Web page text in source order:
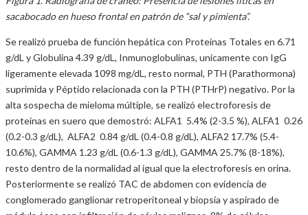
sacabocado en hueso frontal en patrón de “sal y pimienta”.
Se realizó prueba de función hepática con Proteínas Totales en 6.71
g/dL y Globulina 4.39 g/dL, Inmunoglobulinas, unicamente con IgG
ligeramente elevada 1098 mg/dL, resto normal, PTH (Parathormona)
suprimida y Péptido relacionada con la PTH (PTHrP) negativo. Por la
alta sospecha de mieloma múltiple, se realizó electroforesis de
proteínas en suero que demostró: ALFA1 5.4% (2-3.5 %), ALFA1 0.26
(0.2-0.3 g/dL), ALFA2 0.84 g/dL (0.4-0.8 g/dL), ALFA2 17.7% (5.4-
10.6%), GAMMA 1.23 g/dL (0.6-1.3 g/dL), GAMMA 25.7% (8-18%),
resto dentro de la normalidad al igual que la electroforesis en orina.
Posteriormente se realizó TAC de abdomen con evidencia de
conglomerado ganglionar retroperitoneal y biopsia y aspirado de